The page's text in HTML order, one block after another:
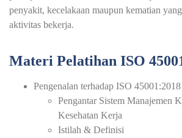
penyakit, kecelakaan maupun kematian
aktivitas bekerja.
Materi Pelatihan ISO
Pengenalan terhadap ISO 45001:2018
Pengantar Sistem Manajemen
Kesehatan Kerja
Istilah & Definisi